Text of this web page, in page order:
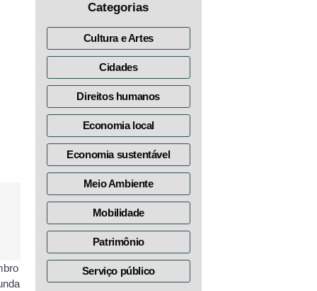
Categorias
Cultura e Artes
Cidades
Direitos humanos
Economia local
Economia sustentável
Meio Ambiente
Mobilidade
Patrimônio
Serviço público